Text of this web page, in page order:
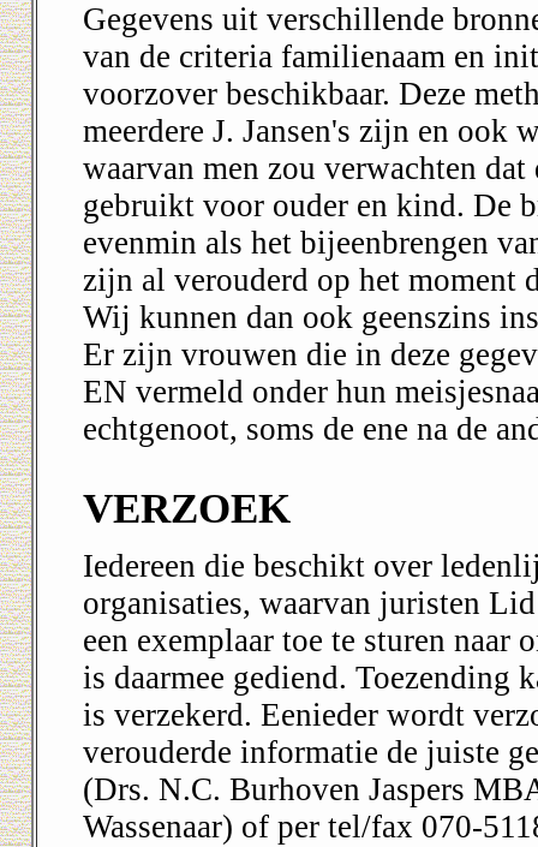
Gegevens uit verschillende
van de criteria familienaam en
voorzover beschikbaar. Deze
meerdere J. Jansen's zijn en ook
waarvan men zou verwachten
gebruikt voor ouder en kind. De
evenmin als het bijeenbrengen
zijn al verouderd op het moment
Wij kunnen dan ook geenszins
Er zijn vrouwen die in deze
EN vermeld onder hun
echtgenoot, soms de ene na de
VERZOEK
Iedereen die beschikt over
organisaties, waarvan juristen
een exemplaar toe te sturen naar
is daarmee gediend.
is verzekerd. Eenieder wordt
verouderde informatie de juiste
(Drs. N.C. Burhoven Jaspers
Wassenaar) of per tel/fax 070-